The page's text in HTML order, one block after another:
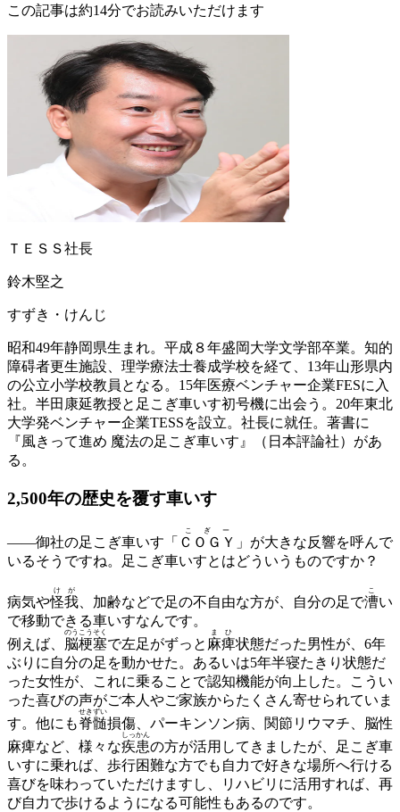
この記事は約14分でお読みいただけます
ＴＥＳＳ社長
鈴木堅之
すずき・けんじ
昭和49年静岡県生まれ。平成８年盛岡大学文学部卒業。知的
障碍者更生施設、理学療法士養成学校を経て、13年山形県内
の公立小学校教員となる。15年医療ベンチャー企業FESに入
社。半田康延教授と足こぎ車いす初号機に出会う。20年東北
大学発ベンチャー企業TESSを設立。社長に就任。著書に
『風きって進め 魔法の足こぎ車いす』（日本評論社）があ
る。
2,500年の歴史を覆す車いす
——御社の足こぎ車いす「 ＣＯＧＹ
こぎー
」が大きな反響を呼んで
いるそうですね。足こぎ車いすとはどういうものですか？
病気や怪我
けが
、加齢などで足の不自由な方が、自分の足で漕
こ
い
で移動できる車いすなんです。
例えば、
脳梗塞
のうこうそく
で左足がずっと 麻痺
まひ
状態だった男性が、6年
ぶりに自分の足を動かせた。あるいは5年半寝たきり状態だ
った女性が、これに乗ることで認知機能が向上した。こうい
った喜びの声がご本人やご家族からたくさん寄せられていま
す。他にも脊髄
せきずい
損傷、パーキンソン病、関節リウマチ、脳性
麻痺など、様々な疾患
しっかん
の方が活用してきましたが、足こぎ車
いすに乗れば、歩行困難な方でも自力で好きな場所へ行ける
喜びを味わっていただけますし、リハビリに活用すれば、再
び自力で歩けるようになる可能性もあるのです。